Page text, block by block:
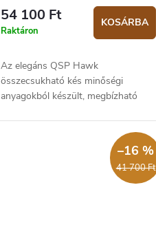
54 100 Ft
Raktáron
KOSÁRBA
Az elegáns QSP Hawk
összecsukható kés minőségi
anyagokból készült, megbízható
acélból készült, drop point alakú...
41 700 Ft
–16 %